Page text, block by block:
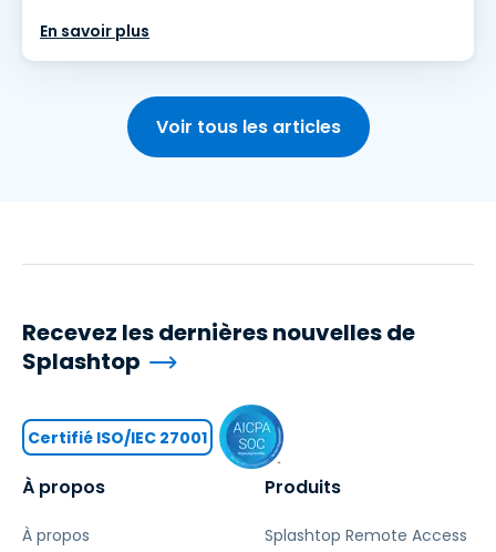
En savoir plus
Voir tous les articles
À propos
À propos
Produits
Splashtop Remote Access
Recevez les dernières nouvelles de
Splashtop
Certifié ISO/IEC 27001